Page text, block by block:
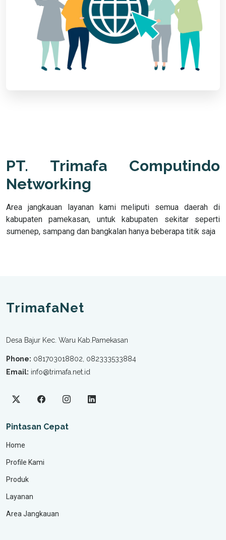
PT. Trimafa Computindo
Networking
Area jangkauan layanan kami meliputi semua daerah di
kabupaten pamekasan, untuk kabupaten sekitar seperti
sumenep, sampang dan bangkalan hanya beberapa titik saja
TrimafaNet
Desa Bajur Kec. Waru Kab.Pamekasan
Phone: 081703018802, 082333533884
Email: info@trimafa.net.id
Pintasan Cepat
Home
Profile Kami
Produk
Layanan
Area Jangkauan